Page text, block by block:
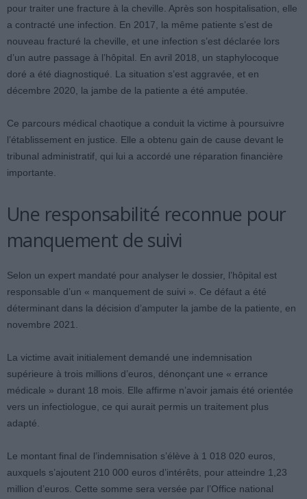
pour traiter une fracture à la cheville. Après son hospitalisation, elle
a contracté une infection. En 2017, la même patiente s’est de
nouveau fracturé la cheville, et une infection s’est déclarée lors
d’un autre passage à l’hôpital. En avril 2018, un staphylocoque
doré a été diagnostiqué. La situation s’est aggravée, et en
décembre 2020, la jambe de la patiente a été amputée.
Ce parcours médical chaotique a conduit la victime à poursuivre
l’établissement en justice. Elle a obtenu gain de cause devant le
tribunal administratif, qui lui a accordé une réparation financière
importante.
Une responsabilité reconnue pour
manquement de suivi
Selon un expert mandaté pour analyser le dossier, l’hôpital est
responsable d’un « manquement de suivi ». Ce défaut a été
déterminant dans la décision d’amputer la jambe de la patiente, en
novembre 2021.
La victime avait initialement demandé une indemnisation
supérieure à trois millions d’euros, dénonçant une « errance
médicale » durant 18 mois. Elle affirme n’avoir jamais été orientée
vers un infectiologue, ce qui aurait permis un traitement plus
adapté.
Le montant final de l’indemnisation s’élève à 1 018 020 euros,
auxquels s’ajoutent 210 000 euros d’intérêts, pour atteindre 1,23
million d’euros. Cette somme sera versée par l’Office national